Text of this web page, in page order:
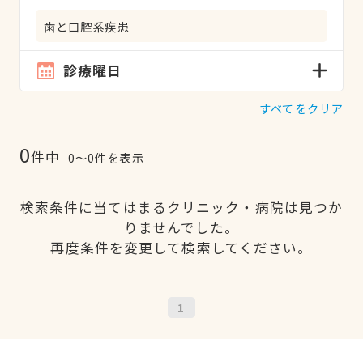
歯と口腔系疾患
診療曜日
すべてをクリア
0件中 0〜0件を表示
検索条件に当てはまるクリニック・病院は見つか
りませんでした。
再度条件を変更して検索してください。
1